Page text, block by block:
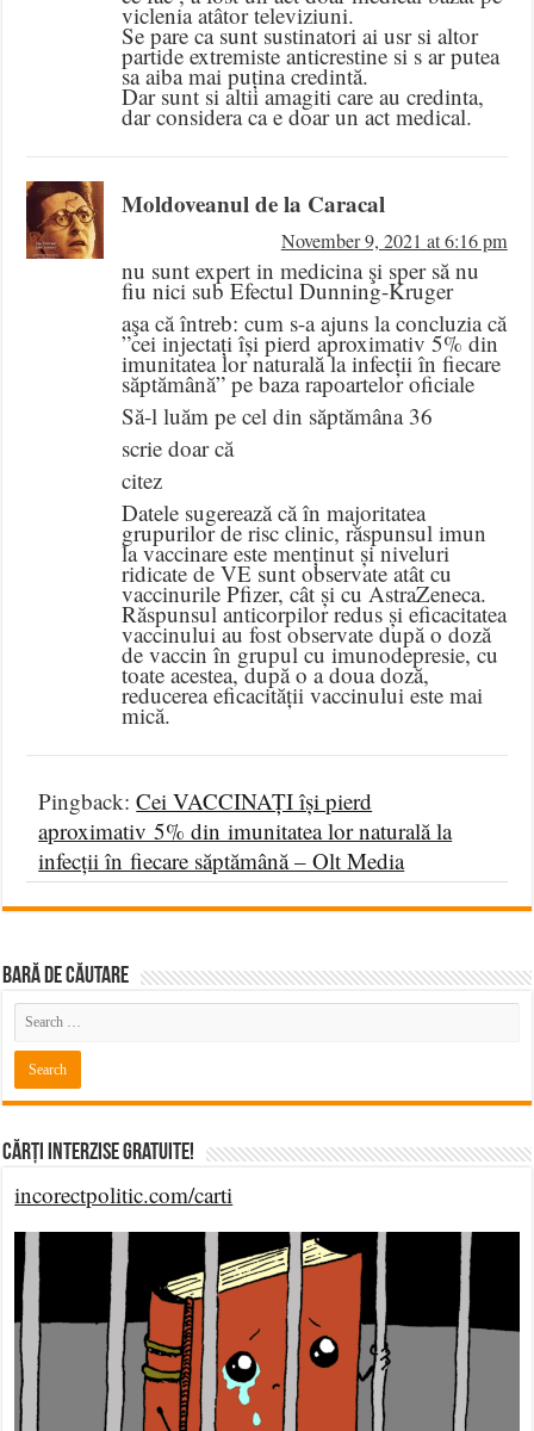
viclenia atâtor televiziuni.
Se pare ca sunt sustinatori ai usr si altor
partide extremiste anticrestine si s ar putea
sa aiba mai puțina credintă.
Dar sunt si altii amagiti care au credinta,
dar considera ca e doar un act medical.
Moldoveanul de la Caracal
November 9, 2021 at 6:16 pm
nu sunt expert in medicina şi sper să nu
fiu nici sub Efectul Dunning-Kruger
aşa că întreb: cum s-a ajuns la concluzia că
”cei injectați își pierd aproximativ 5% din
imunitatea lor naturală la infecții în fiecare
săptămână” pe baza rapoartelor oficiale
Să-l luăm pe cel din săptămâna 36
scrie doar că
citez
Datele sugerează că în majoritatea
grupurilor de risc clinic, răspunsul imun
la vaccinare este menținut și niveluri
ridicate de VE sunt observate atât cu
vaccinurile Pfizer, cât și cu AstraZeneca.
Răspunsul anticorpilor redus și eficacitatea
vaccinului au fost observate după o doză
de vaccin în grupul cu imunodepresie, cu
toate acestea, după o a doua doză,
reducerea eficacității vaccinului este mai
mică.
Pingback:Cei VACCINAȚI își pierd
aproximativ 5% din imunitatea lor naturală la
infecții în fiecare săptămână – Olt Media
BARĂ DE CĂUTARE
Cărți Interzise Gratuite!
incorectpolitic.com/carti